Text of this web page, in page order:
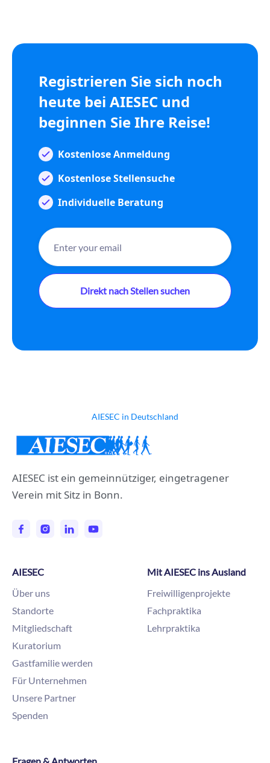
Registrieren Sie sich noch
heute bei AIESEC und
beginnen Sie Ihre Reise!
Kostenlose Anmeldung
Kostenlose Stellensuche
Individuelle Beratung
AIESEC in Deutschland
AIESEC ist ein gemeinnütziger, eingetragener
Verein mit Sitz in Bonn.
AIESEC
Über uns
Standorte
Mitgliedschaft
Kuratorium
Gastfamilie werden
Für Unternehmen
Unsere Partner
Spenden
Mit AIESEC ins Ausland
Freiwilligenprojekte
Fachpraktika
Lehrpraktika